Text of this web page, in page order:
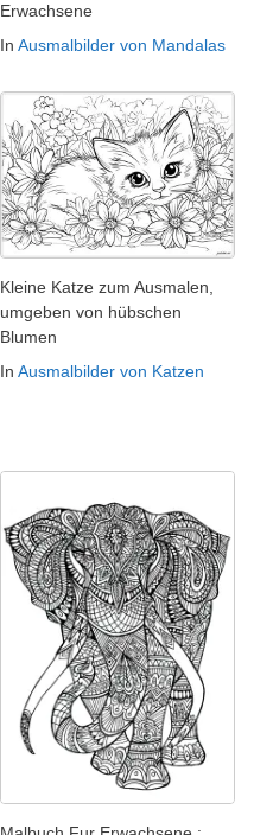
Erwachsene
In Ausmalbilder von Mandalas
Kleine Katze zum Ausmalen,
umgeben von hübschen
Blumen
In Ausmalbilder von Katzen